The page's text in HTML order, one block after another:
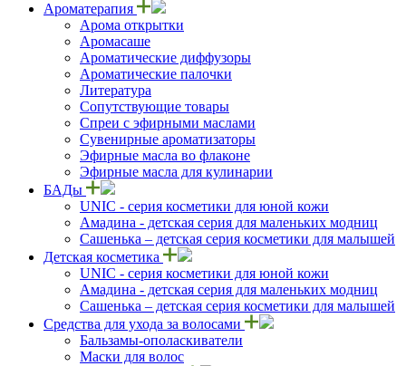
Ароматерапия
Арома открытки
Аромасаше
Ароматические диффузоры
Ароматические палочки
Литература
Сопутствующие товары
Спреи с эфирными маслами
Сувенирные ароматизаторы
Эфирные масла во флаконе
Эфирные масла для кулинарии
БАДы
UNIC - серия косметики для юной кожи
Амадина - детская серия для маленьких модниц
Сашенька – детская серия косметики для малышей
Детская косметика
UNIC - серия косметики для юной кожи
Амадина - детская серия для маленьких модниц
Сашенька – детская серия косметики для малышей
Средства для ухода за волосами
Бальзамы-ополаскиватели
Маски для волос